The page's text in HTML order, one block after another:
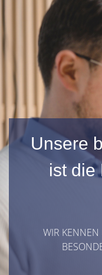
Unsere
ist die
WIR KENNEN